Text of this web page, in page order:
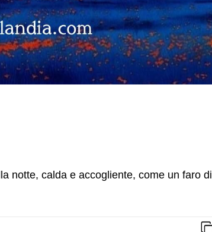
notte, calda e accogliente, come un faro di